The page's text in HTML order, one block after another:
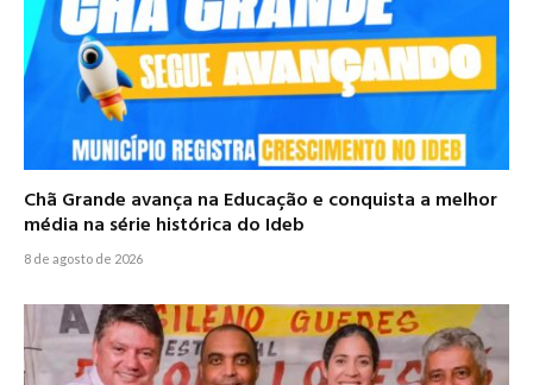
Chã Grande avança na Educação e conquista a melhor
média na série histórica do Ideb
8 de agosto de 2026